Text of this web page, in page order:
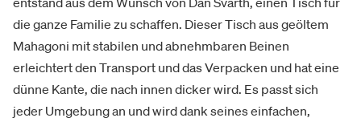
die ganze Familie zu schaffen. Dieser Tisch aus geöltem
Mahagoni mit stabilen und abnehmbaren Beinen
erleichtert den Transport und das Verpacken und hat eine
dünne Kante, die nach innen dicker wird. Es passt sich
jeder Umgebung an und wird dank seines einfachen,